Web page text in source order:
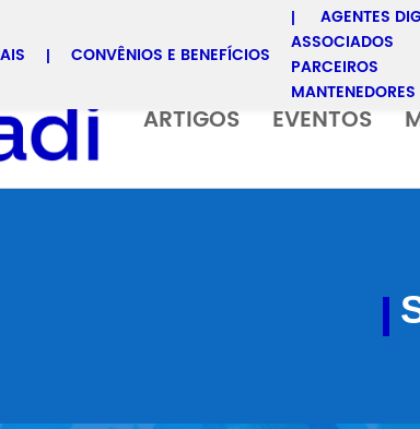
CONVÊNIOS E BENEFÍCIOS
AGENTES
ASSOCIADOS
PARCEIROS
MANTENEDORES
ARTIGOS EVENTOS